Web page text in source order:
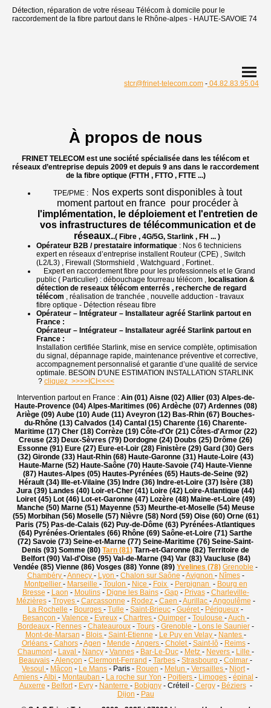
Détection, réparation de votre réseau Télécom à domicile pour le
raccordement de la fibre partout dans le Rhône-alpes - HAUTE-SAVOIE 74
stcr@frinet-telecom.com - 04.82.83.95.04
À propos de nous
FRINET TELECOM est une société spécialisée dans les télécom et
réseaux d’entreprise depuis 2009 et depuis 9 ans dans le raccordement
de la fibre optique (FTTH , FTTO , FTTE ...)
TPE/PME : Nos experts sont disponibles à tout
moment partout en france pour procéder à
l'implémentation, le déploiement et l'entretien de
vos infrastructures de télécommunication et de
réseaux..( Fibre , 4G/5G, Starlink , FH ... )
Opérateur B2B / prestataire informatique : Nos 6 techniciens
expert en réseaux d’entreprise installent Routeur (CPE) , Switch
(L2/L3) , Firewall (Stormshield , Watchguard , Fortinet..
Expert en raccordement fibre pour les professionnels et le Grand
public ( Particulier) : débouchage fourreau télécom , localisation &
détection de reseaux télécom enterrés , recherche de regard
télécom , réalisation de tranchée , nouvelle adduction - travaux
fibre optique - Détection réseau fibre
Opérateur – Intégrateur – Installateur agréé Starlink partout en
France :
Opérateur – Intégrateur – Installateur agréé Starlink partout en
France :
Installation certifiée Starlink, mise en service complète, optimisation
du signal, dépannage rapide, maintenance préventive et corrective,
accompagnement personnalisé et garantie d’une qualité de service
optimale. BESOIN D'UNE ESTIMATION INSTALLATION STARLINK
? cliquez >>>>ICI<<<<
Intervention partout en France :Ain (01) Aisne (02) Allier (03) Alpes-de-
Haute-Provence (04) Alpes-Maritimes (06) Ardèche (07) Ardennes (08)
Ariège (09) Aube (10) Aude (11) Aveyron (12) Bas-Rhin (67) Bouches-
du-Rhône (13) Calvados (14) Cantal (15) Charente (16) Charente-
Maritime (17) Cher (18) Corrèze (19) Côte-d'Or (21) Côtes-d'Armor (22)
Creuse (23) Deux-Sèvres (79) Dordogne (24) Doubs (25) Drôme (26)
Essonne (91) Eure (27) Eure-et-Loir (28) Finistère (29) Gard (30) Gers
(32) Gironde (33) Haut-Rhin (68) Haute-Garonne (31) Haute-Loire (43)
Haute-Marne (52) Haute-Saône (70) Haute-Savoie (74) Haute-Vienne
(87) Hautes-Alpes (05) Hautes-Pyrénées (65) Hauts-de-Seine (92)
Hérault (34) Ille-et-Vilaine (35) Indre (36) Indre-et-Loire (37) Isère (38)
Jura (39) Landes (40) Loir-et-Cher (41) Loire (42) Loire-Atlantique (44)
Loiret (45) Lot (46) Lot-et-Garonne (47) Lozère (48) Maine-et-Loire (49)
Manche (50) Marne (51) Mayenne (53) Meurthe-et-Moselle (54) Meuse
(55) Morbihan (56) Moselle (57) Nièvre (58) Nord (59) Oise (60) Orne (61)
Paris (75) Pas-de-Calais (62) Puy-de-Dôme (63) Pyrénées-Atlantiques
(64) Pyrénées-Orientales (66) Rhône (69) Saône-et-Loire (71) Sarthe
(72) Savoie (73) Seine-et-Marne (77) Seine-Maritime (76) Seine-Saint-
Denis (93) Somme (80) Tarn (81) Tarn-et-Garonne (82) Territoire de
Belfort (90) Val-d'Oise (95) Val-de-Marne (94) Var (83) Vaucluse (84)
Vendée (85) Vienne (86) Vosges (88) Yonne (89) Yvelines (78) Grenoble -
Chambéry -Annecy - Lyon - Chalon sur Saône -Avignon - Nîmes-
Montpellier - Marseille - Toulon - Nice - Foix - Perpignan - Bourg en
Bresse - Laon - Moulins- Digne les Bains- Gap- Privas- Charleville-
Mézières- Troyes - Carcassonne - Rodez - Caen -Aurillac -Angoulême -
La Rochelle - Bourges - Tulle - Saint-Brieuc - Guéret- Périgueux -
Besançon - Valence - Evreux- Chartres - Quimper- Toulouse -Auch -
Bordeaux - Rennes- Chateauroux- Tours- Grenoble - Lons le Saunier-
Mont-de-Marsan - Blois - Saint-Etienne - Le Puy en Velay - Nantes -
Orléans - Cahors-Agen - Mende -Angers - Cholet- Saint-lô- Reims-
Chaumont- Laval - Nancy- Vannes- Bar-Le-Duc- Metz - Nevers - Lille -
Beauvais -Alençon - Clermont-Ferrand - Tarbes - Strasbourg - Colmar -
Vesoul - Mâcon - Le Mans - Paris - Rouen - Melun - Versailles - Niort-
Amiens -Albi - Montauban - La roche sur Yon - Poitiers - Limoges - épinal -
Auxerre - Belfort- Evry- Nanterre - Bobigny- Créteil - Cergy- Béziers-
Dijon - Pau